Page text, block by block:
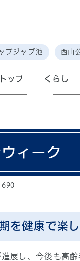
ブジャブ池 西山
トップ くらし
ィーク
を健康で楽し
展し、今後も高